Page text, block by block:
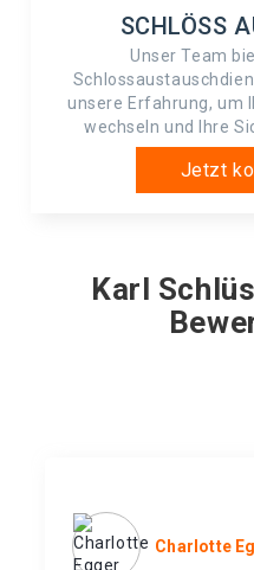
SCHLÖSS
Unser Team
unsere Erfahrung, um
wechseln und Ihre
Jetzt
Karl
Charlotte